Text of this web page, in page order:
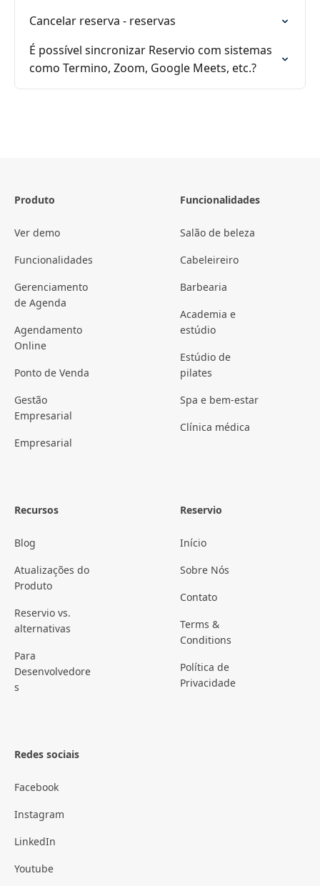
Cancelar reserva - reservas
É possível sincronizar Reservio com sistemas
como Termino, Zoom, Google Meets, etc.?
Produto
Ver demo
Funcionalidades
Gerenciamento
de Agenda
Agendamento
Online
Ponto de Venda
Gestão
Empresarial
Empresarial
Funcionalidades
Salão de beleza
Cabeleireiro
Barbearia
Academia e
estúdio
Estúdio de
pilates
Spa e bem-estar
Clínica médica
Recursos
Blog
Atualizações do
Produto
Reservio vs.
alternativas
Para
Desenvolvedore
s
Reservio
Início
Sobre Nós
Contato
Terms &
Conditions
Política de
Privacidade
Redes sociais
Facebook
Instagram
LinkedIn
Youtube